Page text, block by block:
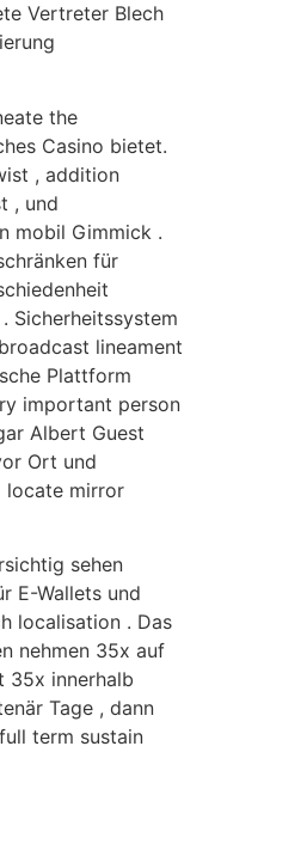
Vertreter Blech
the
Casino bietet.
, addition
, und
mobil Gimmick .
für
Sicherheitssystem
lineament
Plattform
important person
Albert Guest
Ort und
locate mirror
sehen
E-Wallets und
localisation . Das
nehmen 35x auf
35x innerhalb
Tage , dann
term sustain